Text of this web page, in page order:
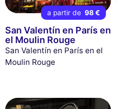
a partir de 98 €
San Valentín en París en
el Moulin Rouge
San Valentín en París en el
Moulin Rouge